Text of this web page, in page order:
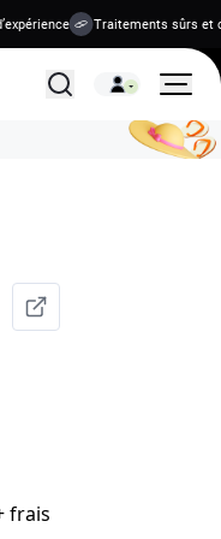
Traitements sûrs et
Tous les traitements
frais